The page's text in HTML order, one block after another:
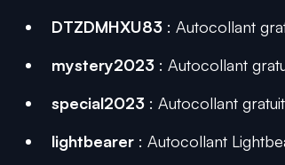
DTZDMHXU83 : Autocollant
mystery2023 : Autocollant
special2023 : Autocollant
lightbearer : Autocollant